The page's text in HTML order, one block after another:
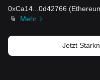
Wenn der Starknet-Preis
nächste Ziellevel bei
Falls der Starknet-Preis
Marktkonsens
0xCa14
0d42766 (
Mehr
Jetzt